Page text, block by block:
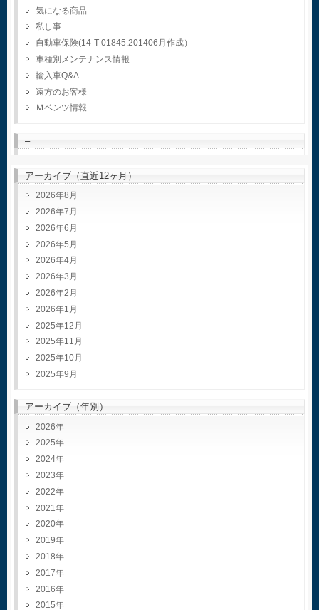
気になる商品
私し事
自動車保険(14-T-01845.201406月作成）
車種別メンテナンス情報
輸入車Q&A
遠方のお客様
Ｍベンツ情報
–
アーカイブ（直近12ヶ月）
2026年8月
2026年7月
2026年6月
2026年5月
2026年4月
2026年3月
2026年2月
2026年1月
2025年12月
2025年11月
2025年10月
2025年9月
アーカイブ（年別）
2026
2025
2024
2023
2022
2021
2020
2019
2018
2017
2016
2015